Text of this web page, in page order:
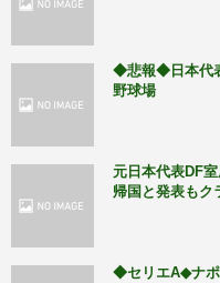
◆悲報◆日本代
野球場
元日本代表DF
帰国と発表もク
◆セリエA◆ナポ